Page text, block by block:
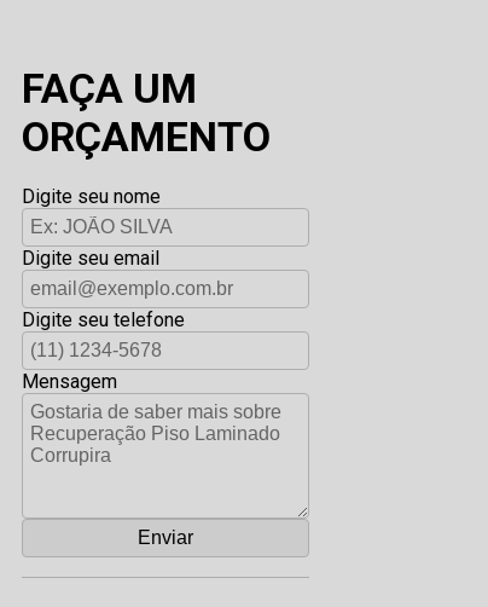
FAÇA UM
ORÇAMENTO
Digite seu nome
Digite seu email
Digite seu telefone
Mensagem